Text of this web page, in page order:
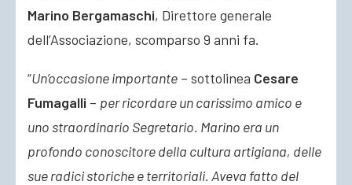
Marino Bergamaschi, Direttore generale
dell’Associazione, scomparso 9 anni fa.
“Un’occasione importante – sottolinea Cesare
Fumagalli – per ricordare un carissimo amico e
uno straordinario Segretario. Marino era un
profondo conoscitore della cultura artigiana, delle
sue radici storiche e territoriali. Aveva fatto del